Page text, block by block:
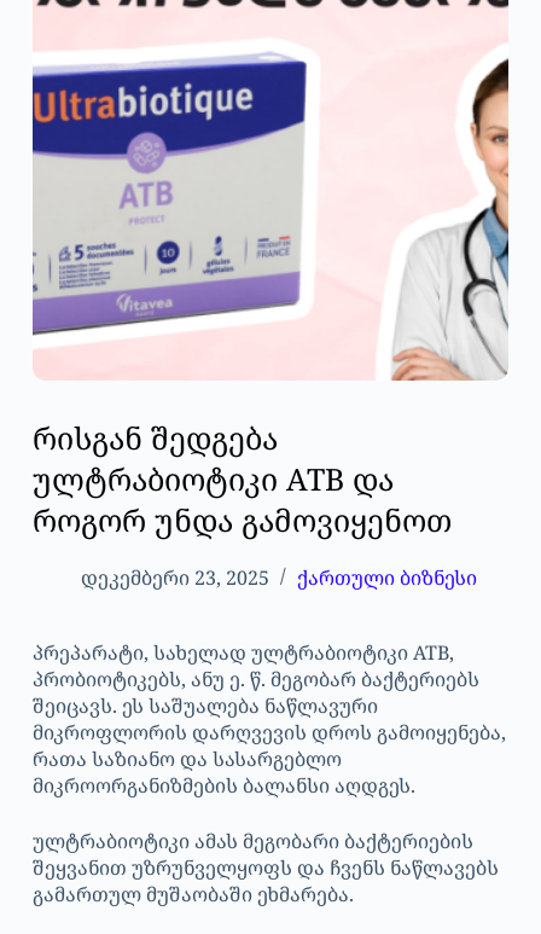
რისგან შედგება
ულტრაბიოტიკი ATB და
როგორ უნდა გამოვიყენოთ
დეკემბერი 23, 2025 ქართული ბიზნესი
პრეპარატი, სახელად ულტრაბიოტიკი ATB,
პრობიოტიკებს, ანუ ე. წ. მეგობარ ბაქტერიებს
შეიცავს. ეს საშუალება ნაწლავური
მიკროფლორის დარღვევის დროს გამოიყენება,
რათა საზიანო და სასარგებლო
მიკროორგანიზმების ბალანსი აღდგეს.
ულტრაბიოტიკი ამას მეგობარი ბაქტერიების
შეყვანით უზრუნველყოფს და ჩვენს ნაწლავებს
გამართულ მუშაობაში ეხმარება.